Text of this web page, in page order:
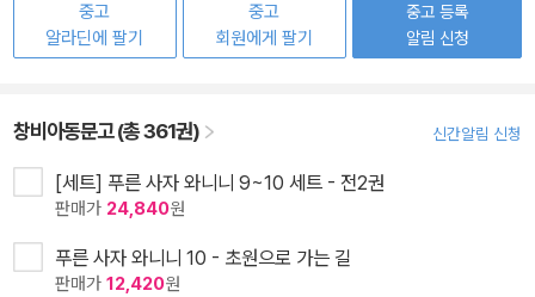
중고
알라딘에 팔기
중고
회원에게 팔기
중고 등록
알림 신청
창비아동문고 (총 361권) 신간알림 신청
[세트] 푸른 사자 와니니 9~10 세트 - 전2권
판매가 24,840원
푸른 사자 와니니 10 - 초원으로 가는 길
판매가 12,420원